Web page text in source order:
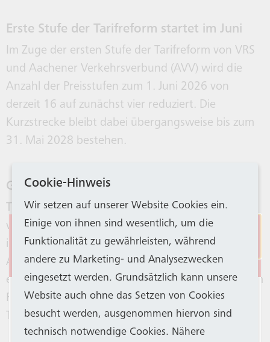
Erste Stufe der Tarifreform startet im Juni
Im Zuge der ersten Stufe der Tarifreform von VRS
und Aachener Verkehrsverbund (AVV) wird die
Anzahl der Preisstufen zum 1. Juni 2026 von
derzeit 16 auf zunächst vier reduziert. Die
Kurzstrecke bleibt dabei übergangsweise bis zum
31. Mai 2028 bestehen.
Gültigkeit bereits gekaufter Tickets
Tickets, die vor der Preisänderung erworben
wurden (zum Beispiel Streifentickets), behalten
ihre Gültigkeit bis zum 31. März 2026.
Anschließend können sie bis zu drei Jahre lang in
ein gültiges Ticket umgetauscht werden. In diesem
Fall ist lediglich die Differenz zum jeweils aktuellen
Ticketpreis zu begleichen. (da)
Eingeschränkter
Stadtbahnbetrieb
Aus betriebstechnischen Gründen haben
SWB Bus und Bahn und SSB einen Großteil
der Stadtbahn-Fahrzeuge aus dem Betrieb
Cookie-Hinweis
Wir setzen auf unserer Website Cookies ein.
Einige von ihnen sind wesentlich, um die
Funktionalität zu gewährleisten, während
andere zu Marketing- und Analysezwecken
eingesetzt werden. Grundsätzlich kann unsere
Website auch ohne das Setzen von Cookies
besucht werden, ausgenommen hiervon sind
technisch notwendige Cookies. Nähere